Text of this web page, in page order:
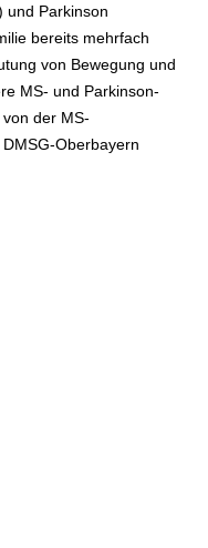
und Parkinson
bereits mehrfach
von Bewegung und
MS- und Parkinson-
der MS-
Oberbayern